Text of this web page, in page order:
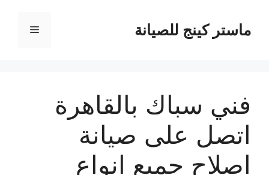
ماستر كينج للصيانة القائمة
فني سباك بالقاهرة
اتصل على صيانة
اصلاح جميع انواع